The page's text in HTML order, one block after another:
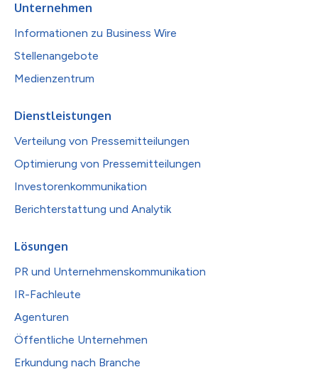
Unternehmen
Informationen zu Business Wire
Stellenangebote
Medienzentrum
Dienstleistungen
Verteilung von Pressemitteilungen
Optimierung von Pressemitteilungen
Investorenkommunikation
Berichterstattung und Analytik
Lösungen
PR und Unternehmenskommunikation
IR-Fachleute
Agenturen
Öffentliche Unternehmen
Erkundung nach Branche